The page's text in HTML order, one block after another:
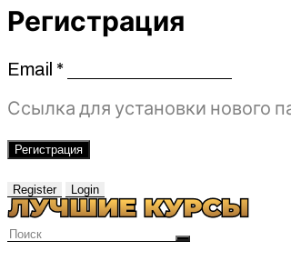
Регистрация
Email *Обязательно
Ссылка для установки нового
Регистрация
Register Login